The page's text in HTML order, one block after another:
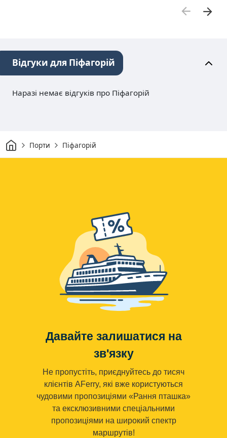
Відгуки для Піфагорій
Наразі немає відгуків про Піфагорій
Дім Порти Піфагорій
Давайте залишатися на
зв'язку
Не пропустіть, приєднуйтесь до тисяч
клієнтів AFerry, які вже користуються
чудовими пропозиціями «Рання пташка»
та ексклюзивними спеціальними
пропозиціями на широкий спектр
маршрутів!